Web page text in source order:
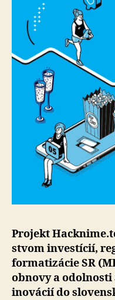
Projekt
stvom in­ves­tí­cií,
for­ma­ti­zá­cie SR
obnovy a
ino­vá­cií do